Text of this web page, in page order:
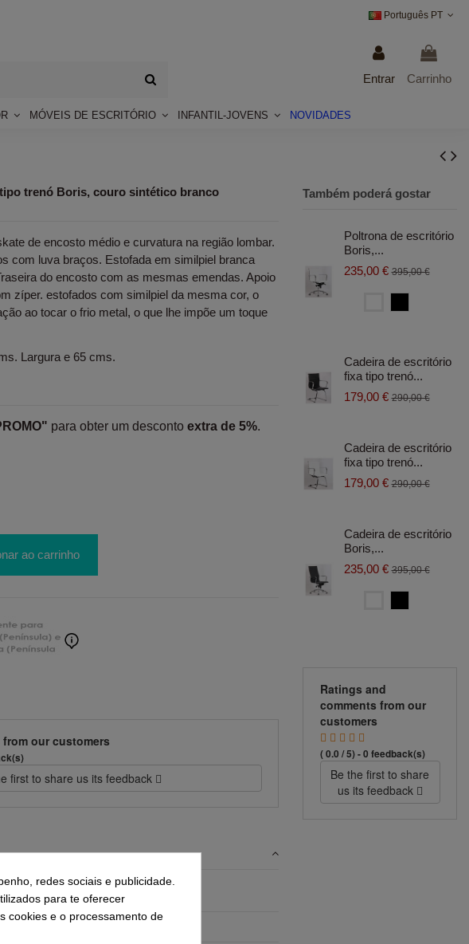
Português PT
Entrar Carrinho
MÓVEIS DE ESCRITÓRIO INFANTIL-JOVENS NOVIDADES
trenó Boris, couro sintético branco
de encosto médio e curvatura na região lombar.
com luva braços. Estofada em similpiel branca
do encosto com as mesmas emendas. Apoio
zíper. estofados com similpiel da mesma cor, o
ao tocar o frio metal, o que lhe impõe um toque
Largura e 65 cms.
para obter um desconto extra de 5%.
ao carrinho
our customers
first to share us its feedback
65 cm
65 cm
Também poderá gostar
Poltrona de escritório
Boris,...
235,00 € 395,00 €
Cadeira de escritório
fixa tipo trenó...
179,00 € 290,00 €
Cadeira de escritório
fixa tipo trenó...
179,00 € 290,00 €
Cadeira de escritório
Boris,...
235,00 € 395,00 €
Ratings and
comments from our
customers
( 0.0 / 5) - 0 feedback(s)
Be the first to share
us its feedback
redes sociais e publicidade.
para te oferecer
cookies e o processamento de